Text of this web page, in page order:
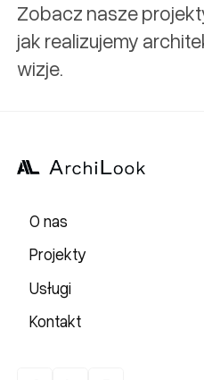
Zobacz nasze
jak realizujemy
wizje.
O nas
Projekty
Usługi
Kontakt